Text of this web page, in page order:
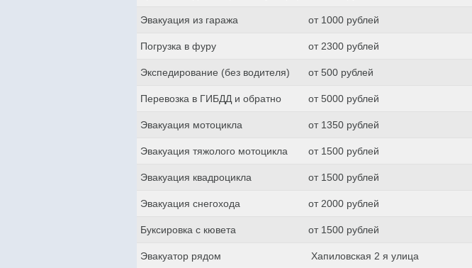
Эвакуация из гаража от 1000 рублей
Погрузка в фуру от 2300 рублей
Экспедирование (без водителя) от 500 рублей
Перевозка в ГИБДД и обратно от 5000 рублей
Эвакуация мотоцикла от 1350 рублей
Эвакуация тяжолого мотоцикла от 1500 рублей
Эвакуация квадроцикла от 1500 рублей
Эвакуация снегохода от 2000 рублей
Буксировка с кювета от 1500 рублей
Эвакуатор рядом Хапиловская 2 я улица